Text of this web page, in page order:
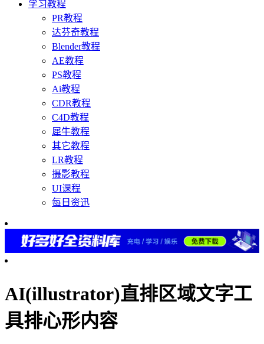
学习教程
PR教程
达芬奇教程
Blender教程
AE教程
PS教程
Ai教程
CDR教程
C4D教程
犀牛教程
其它教程
LR教程
摄影教程
UI课程
每日资迅
AI(illustrator)直排区域文字工
具排心形内容